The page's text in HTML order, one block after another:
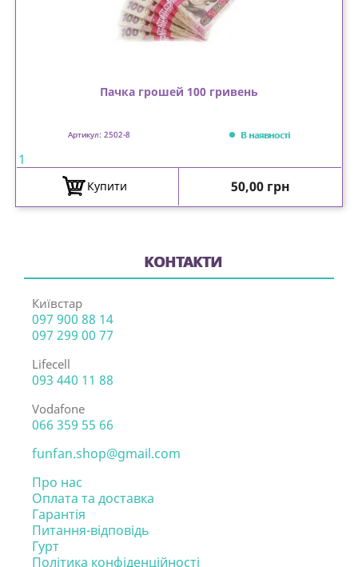
Пачка грошей 100 гривень
Артикул: 2502-8 В наявності
1
Купити Ціна
50,00 грн
КОНТАКТИ
Київстар
097 900 88 14
097 299 00 77
Lifecell
093 440 11 88
Vodafone
066 359 55 66
funfan.shop@gmail.com
Про нас
Оплата та доставка
Гарантія
Питання-відповідь
Гурт
Політика конфіденційності